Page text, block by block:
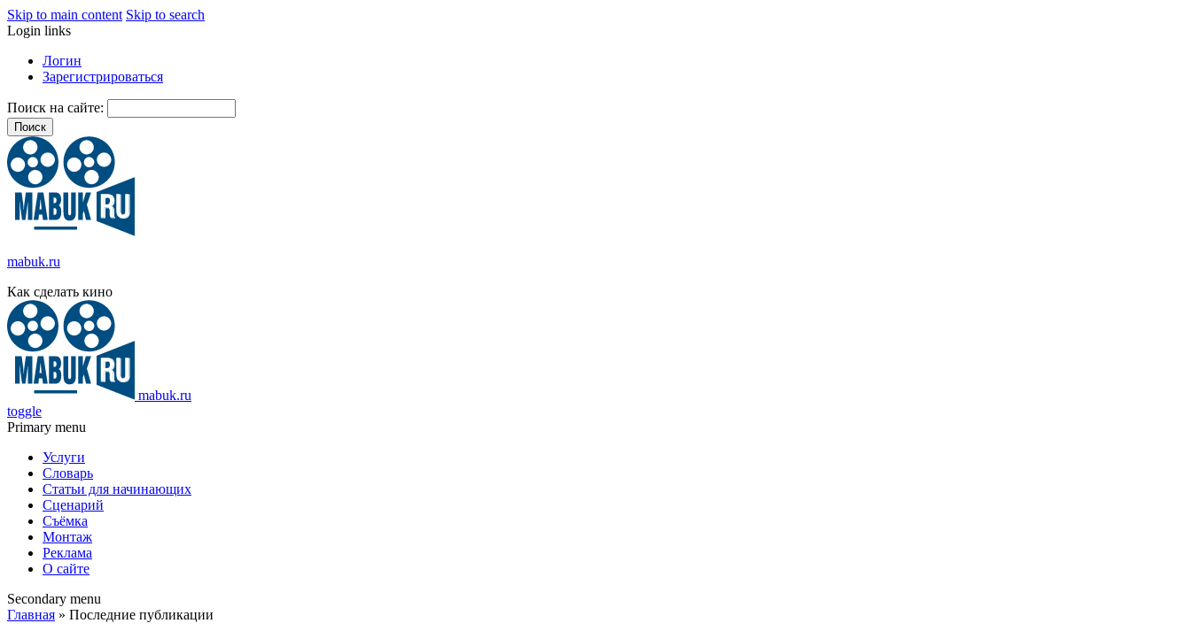
Skip to main content Skip to search
Login links
Логин
Зарегистрироваться
Поиск на сайте:
mabuk.ru
Как сделать кино
mabuk.ru
toggle
Primary menu
Услуги
Словарь
Статьи для начинающих
Сценарий
Съёмка
Монтаж
Реклама
О сайте
Secondary menu
Главная » Последние публикации